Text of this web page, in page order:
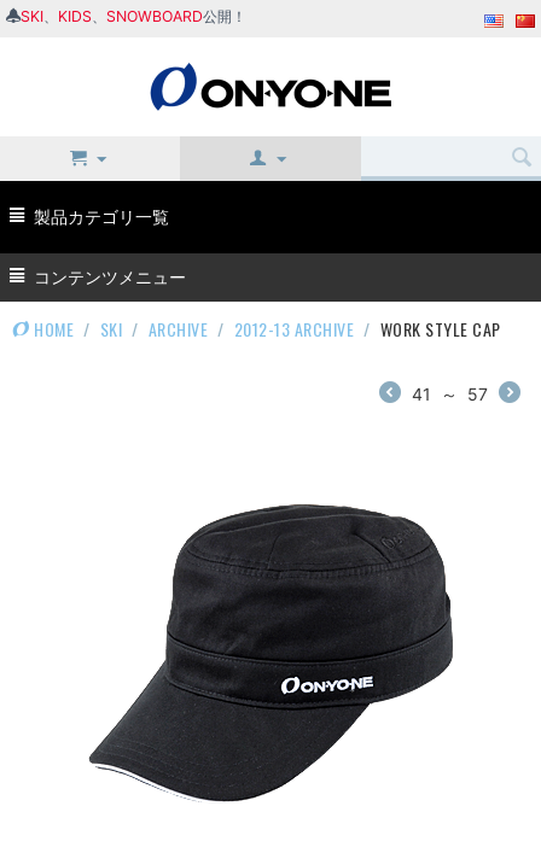
SKI KIDS SNOWBOARD公開！
製品カテゴリ一覧
コンテンツメニュー
HOME / SKI / ARCHIVE / 2012-13 ARCHIVE / WORK STYLE CAP
41 ～ 57